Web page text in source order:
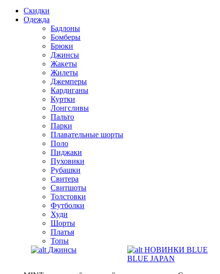
Скидки
Одежда
Бадлоны
Бомберы
Брюки
Джинсы
Жакеты
Жилеты
Джемперы
Кардиганы
Куртки
Лонгсливы
Пальто
Парки
Плавательные шорты
Поло
Пиджаки
Пуховики
Рубашки
Свитера
Свитшоты
Толстовки
Футболки
Худи
Шорты
Платья
Топы
Джинсы
НОВИНКИ BLUE
BLUE JAPAN